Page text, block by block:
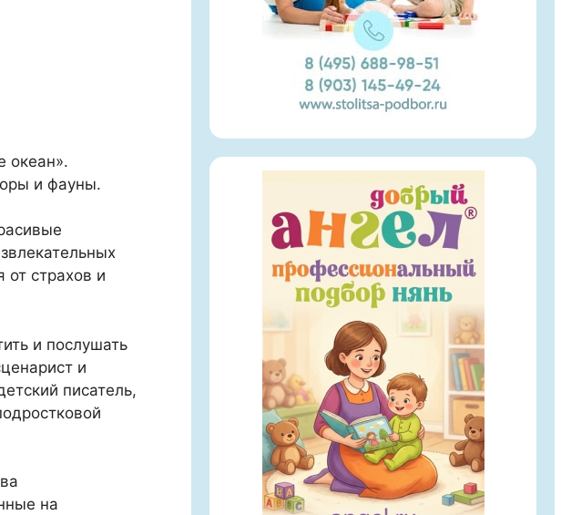
океан».
и фауны.
от страхов и
и послушать
и
писатель,
на